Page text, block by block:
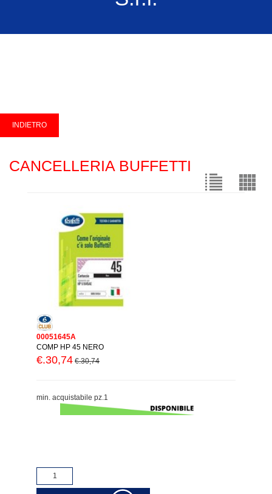
CANCELLERIA BUFFETTI
00051645A
COMP HP 45 NERO
€.30,74 €.30,74
min. acquistabile pz.1